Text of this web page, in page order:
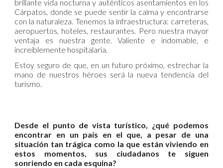
brillante vida nocturna y auténticos asentamientos en los
Cárpatos, donde se puede sentir la calma y encontrarse
con la naturaleza. Tenemos la infraestructura: carreteras,
aeropuertos, hoteles, restaurantes. Pero nuestra mayor
ventaja es nuestra gente. Valiente e indomable, e
increíblemente hospitalaria.
Estoy seguro de que, en un futuro próximo, estrechar la
mano de nuestros héroes será la nueva tendencia del
turismo.
Desde el punto de vista turístico, ¿qué podemos
encontrar en un país en el que, a pesar de una
situación tan trágica como la que están viviendo en
estos momentos, sus ciudadanos te siguen
sonriendo en cada esquina?